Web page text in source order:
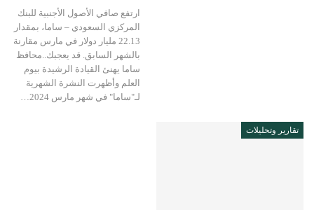
ارتفع صافي الأصول الأجنبية للبنك
المركزي السعودي – ساما، بمقدار
22.13 مليار دولار في مارس مقارنة
بالشهر السابق. قد يعجبك..محافظ
ساما يهنئ القيادة الرشيدة بيوم
العلم وأظهرت النشرة الشهرية
لـ"ساما" في شهر مارس 2024…
تقارير وتحليلات